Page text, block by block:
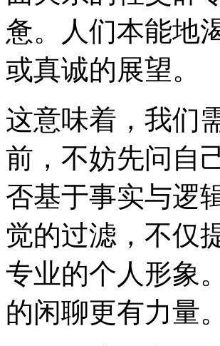
惫。人们本能地
或真诚的展望。
这意味着，我们
前，不妨先问自
否基于事实与逻
觉的过滤，不仅
专业的个人形象
的闲聊更有力量。